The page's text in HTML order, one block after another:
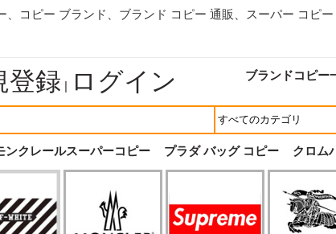
コピー ブランド、 ブランド コピー 通販
、スーパー コピ
登録 | ログイン ブランドコピー
ンクレールスーパーコピー プラダ バッグ コピー クロム